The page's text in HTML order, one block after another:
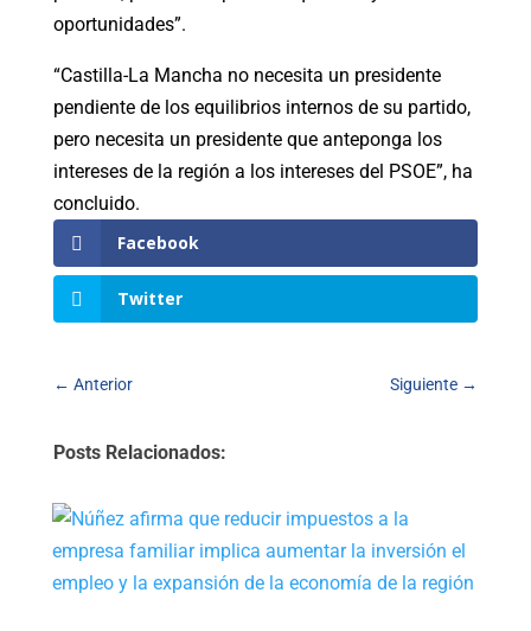
oportunidades”.
“Castilla-La Mancha no necesita un presidente
pendiente de los equilibrios internos de su partido,
pero necesita un presidente que anteponga los
intereses de la región a los intereses del PSOE”, ha
concluido.
Facebook
Twitter
← Anterior Siguiente →
Posts Relacionados: